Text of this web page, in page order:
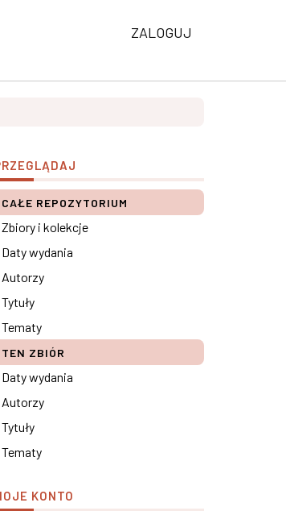
ZALOGUJ
remarks ×
CAŁE REPOZYTORIUM
Zbiory i kolekcje
Daty wydania
Autorzy
Tytuły
Tematy
TEN ZBIÓR
Daty wydania
Autorzy
Tytuły
Tematy
KONTO